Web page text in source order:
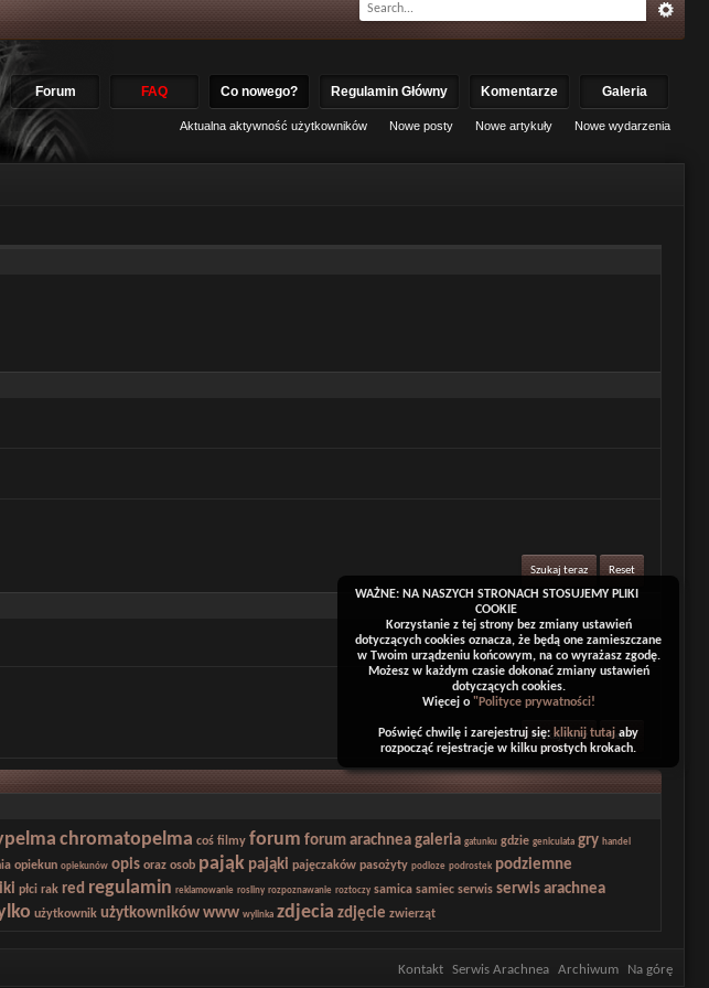
WAŻNE: NA NASZYCH STRONACH STOSUJEMY PLIKI
COOKIE
Korzystanie z tej strony bez zmiany ustawień
dotyczących cookies oznacza, że będą one zamieszczane
w Twoim urządzeniu końcowym, na co wyrażasz zgodę.
Możesz w każdym czasie dokonać zmiany ustawień
dotyczących cookies.
Więcej o "Polityce prywatności!
Poświęć chwilę i zarejestruj się: kliknij tutaj aby
rozpocząć rejestracje w kilku prostych krokach.
Forum FAQ Co nowego?
Aktualna aktywność użytkowników Nowe posty Nowe artykuły Nowe wydarzenia
Regulamin Główny Komentarze Galeria
chromatopelma coś filmy forum forum arachnea galeria gatunku gdzie geniculata gry handel
opiekun opiekunów opis oraz osob pająk pająki pajęczaków pasożyty podloze podrostek podziemne
płci rak red regulamin reklamowanie rosliny rozpoznawanie roztoczy samica samiec serwis serwis arachnea
użytkownik użytkowników www wylinka zdjecia zdjęcie zwierząt
Kontakt Serwis Arachnea Archiwum Na górę